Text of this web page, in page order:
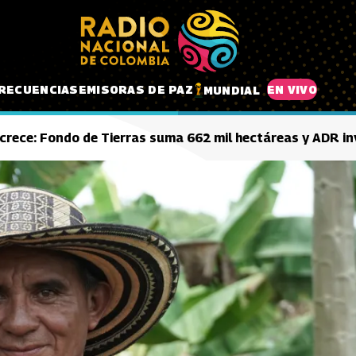
EMISORAS DE PAZ MUNDIAL EN VIVO
Fondo de Tierras suma 662 mil hectáreas y ADR